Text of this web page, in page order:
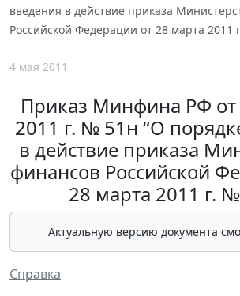
введения в действие приказа
Российской Федерации от 28 марта 2011
4 мая 2011
Приказ Минфина РФ от
2011 г. № 51н “О
в действие приказа
финансов Российской
28 марта 2011 г.
Актуальную версию документа
Справка